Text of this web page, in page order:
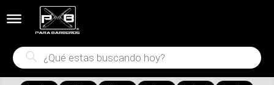
Búsqueda
de
productos